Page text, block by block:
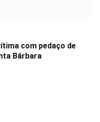
com pedaço de
Bárbara